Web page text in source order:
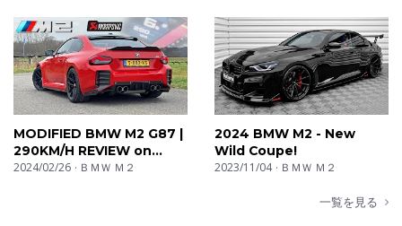
Top Gear
MODIFIED BMW M2 G87 |
290KM/H REVIEW on
AUTOBAHN
2024/02/26 ＢＭＷ Ｍ２
2024 BMW M2 - New
Wild Coupe!
2023/11/04 ＢＭＷ Ｍ２
一覧を見る